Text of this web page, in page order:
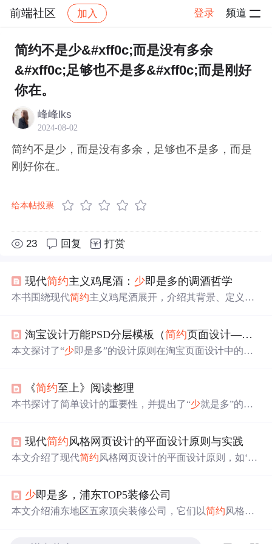
前端社区 加入 登录 频道
社区 前端社区 感慨 帖子详情
简约不是少&#xff0c;而是没有多余
&#xff0c;足够也不是多&#xff0c;而是刚好
你在。
峰峰lks
2024-08-02
简约不是少，而是没有多余，足够也不是多，而是
刚好你在。
给本帖投票
23 回复 打赏
现代简约主义鸡尾酒： 少即是多的调酒哲学
本书围绕现代简约主义鸡尾酒展开，介绍其背景、定义、
现技巧，助读者掌握“少即是多”的调酒艺术。
淘宝设计万能PSD分层模板（简约页面设计——
本文探讨了“少即是多”的设计原则在淘宝页面设计中的重
出，同时指出简约
设计不仅关乎视觉美观，还应注重细节
和品质，以避免内容空洞。
《简约至上》阅读整理
本书探讨了简单设计的重要性，并提出了“少就是多”的理
用。现代简约风格网页设计的平面设计原则与实践
本文介绍了现代简约风格网页设计的平面设计原则，如‘少
户体验。
少即是多，浦东TOP5装修公司
本文介绍浦东地区五家顶尖装修公司，它们以简约风格见